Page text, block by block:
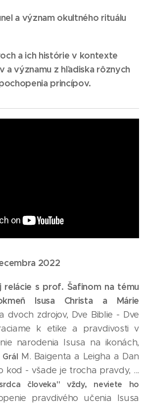
a význam okultného rituálu
a ich histórie v kontexte
a významu z hľadiska rôznych
princípov.
2022
relácie s prof. Šafinom na tému
Isusa Christa a Márie
dvoch zdrojov, Dve Biblie - Dve
k etike a pravdivosti v
narodenia Isusa na ikonách,
M. Baigenta a Leigha a Dan
kod - všade je trocha pravdy, ...
človeka" vždy, neviete ho
pravdivého učenia Isusa